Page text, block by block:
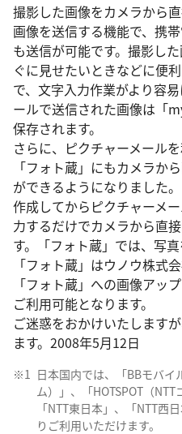
撮影した画像をカメラから
画像を送信する機能で、携
も送信が可能です。撮影し
ぐに見せたいときなどに便
で、文字入力作業がより容
ールで送信された画像は「
保存されます。
さらに、ピクチャーメール
「フォト蔵」にもカメラか
ができるようになりました
作成してからピクチャーメ
力するだけでカメラから直
す。「フォト蔵」では、写
「フォト蔵」はウノウ株式
「フォト蔵」への画像アッ
ご利用可能となります。
ご迷惑をおかけいたします
ます。2008年5月12日
※1 日本国内では、「BBモバ
ム）」、「HOTSPOT（NTT
「NTT東日本」、「NTT西
りご利用いただけます。